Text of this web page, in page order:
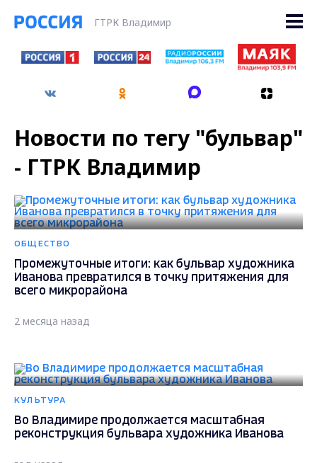
ГТРК Владимир
Новости по тегу "бульвар"
- ГТРК Владимир
ОБЩЕСТВО
Промежуточные итоги: как бульвар художника
Иванова превратился в точку притяжения для
всего микрорайона
2 месяца назад
КУЛЬТУРА
Во Владимире продолжается масштабная
реконструкция бульвара художника Иванова